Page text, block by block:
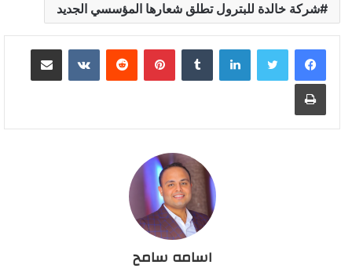
شركة خالدة للبترول تطلق شعارها المؤسسي الجديد
لينكدإن بينتيريست مشاركة عبر البريد
طباعة
اسامه سامح